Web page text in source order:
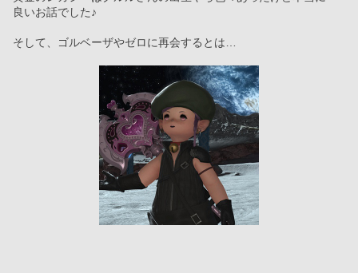
良いお話でした♪
そして、ゴルベーザやゼロに再会するとは…